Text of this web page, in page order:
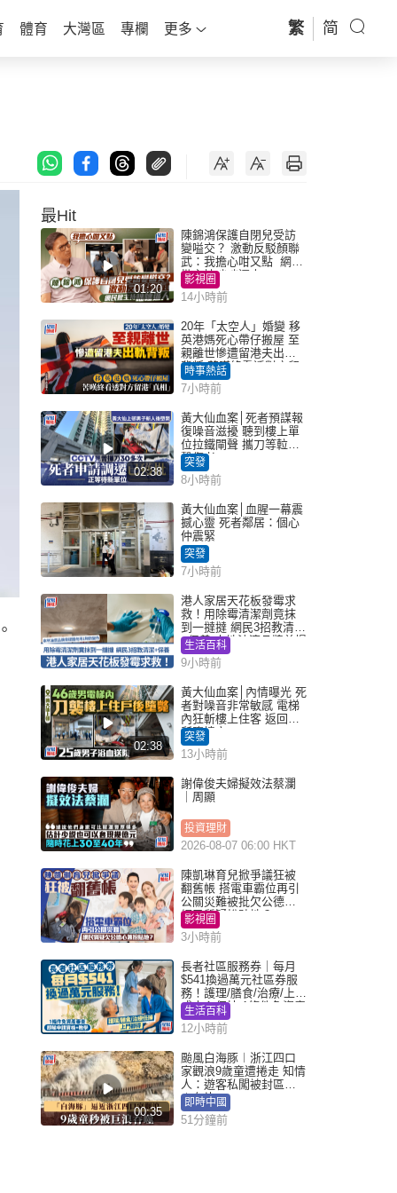
體育 大灣區 專欄 更多 繁 简
最Hit
01:20
陳錦鴻保護自閉兒受訪
變嗌交？ 激動反駁顏聯
武：我擔心咁又點 網民
批主持咄咄逼人
影視圈
14小時前
20年「太空人」婚變 移
英港媽死心帶仔搬屋 至
親離世慘遭留港夫出軌
背叛 苦嘆終看透對方留
港「真相」｜Juicy叮
時事熱話
7小時前
02:38
黃大仙血案│死者預謀報
復噪音滋擾 聽到樓上單
位拉鐵閘聲 攜刀等𨋢伏
擊傷者
突發
8小時前
黃大仙血案│血腥一幕震
撼心靈 死者鄰居：個心
仲震緊
突發
7小時前
港人家居天花板發霉求
救！用除霉清潔劑竟抹
到一撻撻 網民3招教清潔
+保養 本地油漆品牌曾提
醒勿用1物防變色
生活百科
9小時前
02:38
黃大仙血案│內情曝光 死
者對噪音非常敏感 電梯
內狂斬樓上住客 返回住
所墮樓亡
突發
13小時前
謝偉俊夫婦擬效法蔡瀾
｜周顯
投資理財
2026-08-07 06:00 HKT
陳凱琳育兒掀爭議狂被
翻舊帳 搭電車霸位再引
公關災難被批欠公德心
網民質疑扮貼地？
影視圈
3小時前
長者社區服務券｜每月
$541換過萬元社區券服
務！護理/膳食/治療/上門
或中心任揀 1條件免資產
審查（附申請資格及教
學）
生活百科
12小時前
00:35
颱風白海豚︱浙江四口
家觀浪9歲童遭捲走 知情
人：遊客私闖被封區域
︱有片
即時中國
51分鐘前